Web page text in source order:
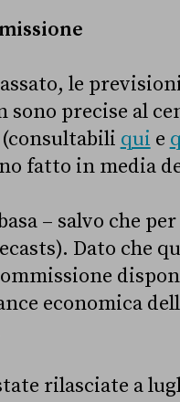
le
precise al
(consultabili qui e
fatto in media
– salvo che
Dato che
economica
rilasciate a